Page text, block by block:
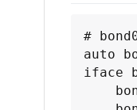
#
auto
iface